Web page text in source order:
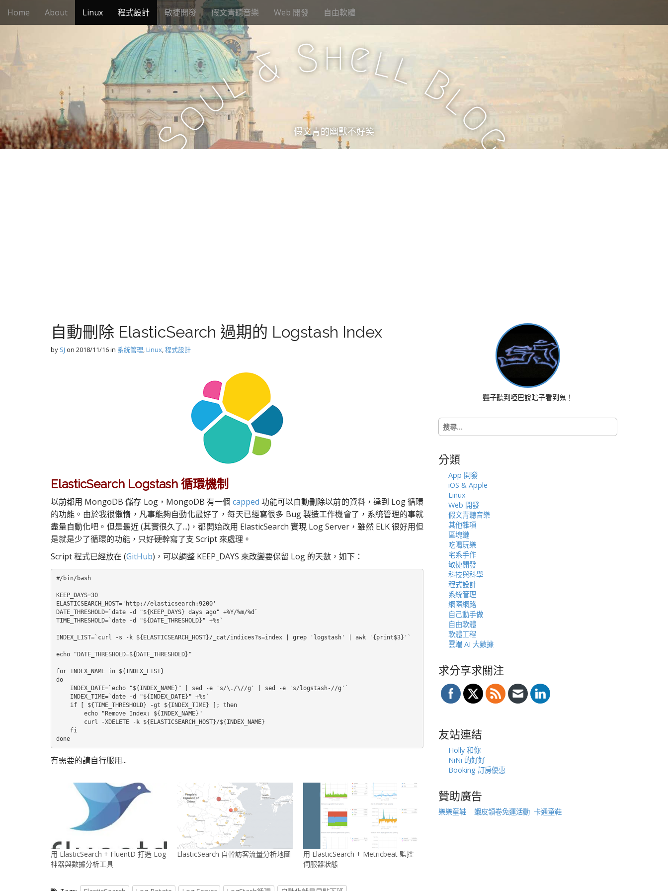
M
e
i
c
n
t
Home About Linux 程式設計 敏捷開發 假文青聽音樂 Web 開發 自由軟體
S
o
u
l& Shell B
l
o
g
假文青的幽默不好笑
自動刪除 ElasticSearch 過期的 Logstash Index
by SJ on 2018/11/16in 系統管理,Linux,程式設計
ElasticSearch Logstash 循環機制
以前都用 MongoDB 儲存 Log，MongoDB 有一個 capped 功能可以自動刪除以前的資料，達到 Log 循環
的功能。由於我很懶惰，凡事能夠自動化最好了，每天已經寫很多 Bug 製造工作機會了，系統管理的事就
盡量自動化吧。但是最近 (其實很久了...)，都開始改用 ElasticSearch 實現 Log Server，雖然 ELK 很好用但
是就是少了循環的功能，只好硬幹寫了支 Script 來處理。
Script 程式已經放在 (GitHub)，可以調整 KEEP_DAYS 來改變要保留 Log 的天數，如下：
#/bin/bash
KEEP_DAYS=30
ELASTICSEARCH_HOST='http://elasticsearch:9200'
DATE_THRESHOLD=`date -d "${KEEP_DAYS} days ago" +%Y/%m/%d`
TIME_THRESHOLD=`date -d "${DATE_THRESHOLD}" +%s`
INDEX_LIST=`curl -s -k ${ELASTICSEARCH_HOST}/_cat/indices?s=index | grep 'logstash' | awk '{print$3}'`
echo "DATE_THRESHOLD=${DATE_THRESHOLD}"
for INDEX_NAME in ${INDEX_LIST}
do
    INDEX_DATE=`echo "${INDEX_NAME}" | sed -e 's/\./\//g' | sed -e 's/logstash-//g'`
    INDEX_TIME=`date -d "${INDEX_DATE}" +%s`
    if [ ${TIME_THRESHOLD} -gt ${INDEX_TIME} ]; then
        echo "Remove Index: ${INDEX_NAME}"
        curl -XDELETE -k ${ELASTICSEARCH_HOST}/${INDEX_NAME}
    fi
done
有需要的請自行服用...
用 ElasticSearch + FluentD 打造 Log
神器與數據分析工具
ElasticSearch 自幹訪客流量分析地圖
用 ElasticSearch + Metricbeat 監控
伺服器狀態
聾子聽到啞巴說瞎子看到鬼！
搜
尋
字:
分類
App 開發
iOS & Apple
Linux
Web 開發
假文青聽音樂
其他雜項
區塊鏈
吃喝玩樂
宅系手作
敏捷開發
科技與科學
程式設計
系統管理
網際網路
自己動手做
自由軟體
軟體工程
雲端 AI 大數據
求分享求關注
友站連結
Holly 和你
NiNi 的好好
Booking 訂房優惠
贊助廣告
樂樂童鞋 蝦皮領卷免運活動 卡通童鞋